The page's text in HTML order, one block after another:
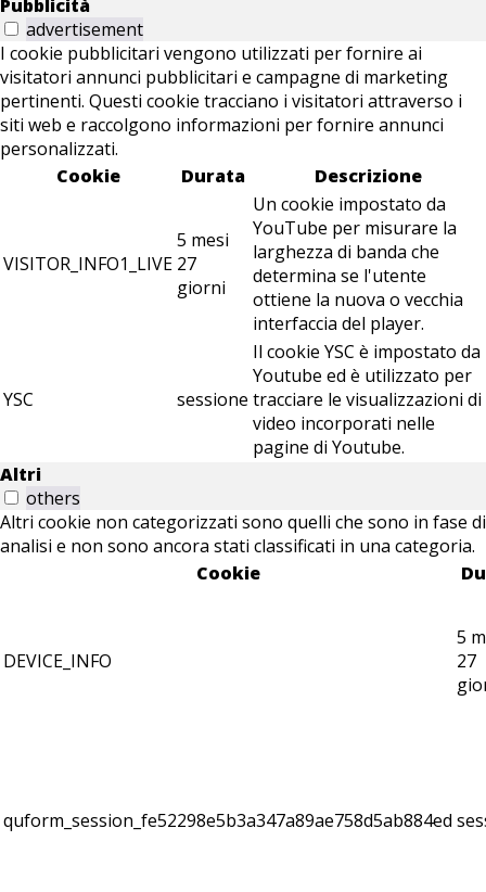
Pubblicità
advertisement
I cookie pubblicitari vengono utilizzati per fornire ai
visitatori annunci pubblicitari e campagne di marketing
pertinenti. Questi cookie tracciano i visitatori attraverso i
siti web e raccolgono informazioni per fornire annunci
personalizzati.
Cookie
Durata Descrizione
VISITOR_INFO1_LIVE
5 mesi
27
giorni
Un cookie impostato da
YouTube per misurare la
larghezza di banda che
determina se l'utente
ottiene la nuova o vecchia
interfaccia del player.
YSC sessione
Il cookie YSC è impostato da
Youtube ed è utilizzato per
tracciare le visualizzazioni di
video incorporati nelle
pagine di Youtube.
Altri
others
Altri cookie non categorizzati sono quelli che sono in fase di
analisi e non sono ancora stati classificati in una categoria.
Cookie
DEVICE_INFO
5
27
quform_session_fe52298e5b3a347a89ae758d5ab884ed